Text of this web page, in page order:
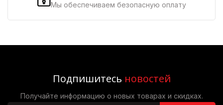
Мы обеспечиваем безопасную оплату
Подпишитесь новостей
Получайте информацию о новых товарах и скидках.